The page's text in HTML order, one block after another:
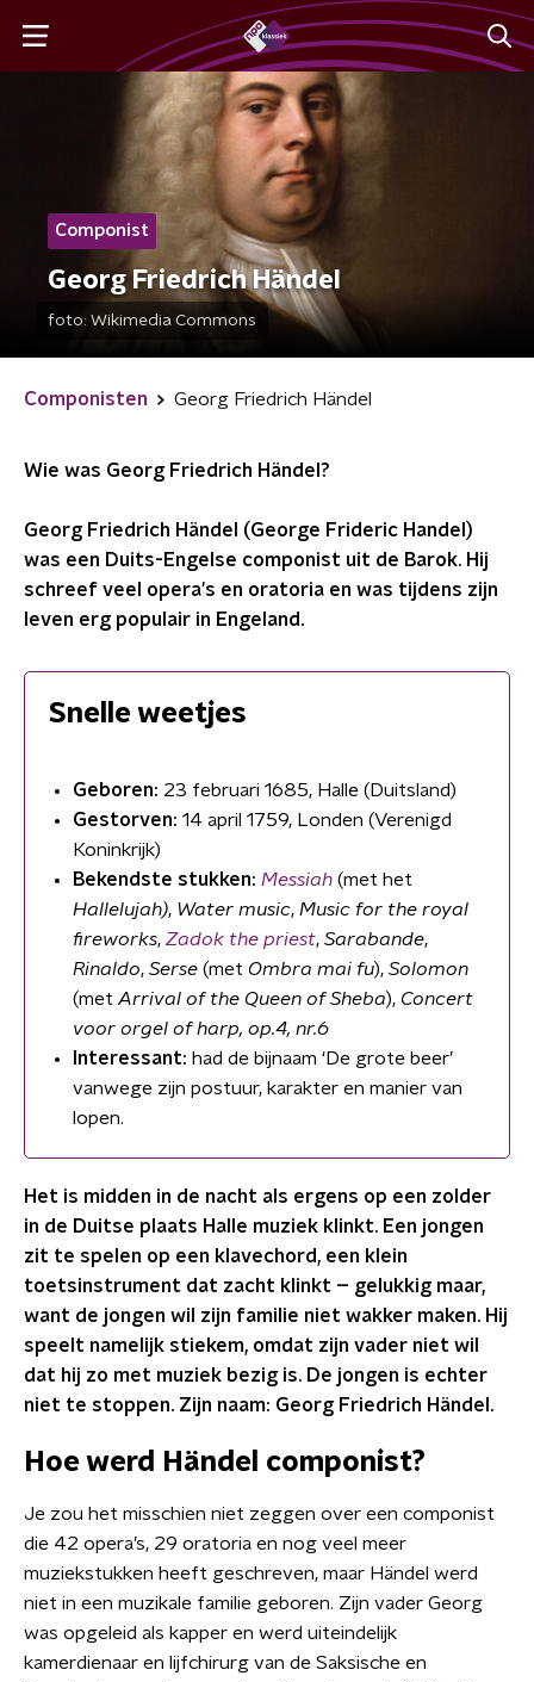
Componist
Georg Friedrich Händel
foto: Wikimedia Commons
Componisten Georg Friedrich Händel
Wie was Georg Friedrich Händel?
Georg Friedrich Händel (George Frideric Handel)
was een Duits-Engelse componist uit de Barok. Hij
schreef veel opera's en oratoria en was tijdens zijn
leven erg populair in Engeland.
Snelle weetjes
Geboren: 23 februari 1685, Halle (Duitsland)
Gestorven: 14 april 1759, Londen (Verenigd
Koninkrijk)
Bekendste stukken: Messiah (met het
Hallelujah), Water music, Music for the royal
fireworks, Zadok the priest, Sarabande,
Rinaldo, Serse (met Ombra mai fu), Solomon
(met Arrival of the Queen of Sheba), Concert
voor orgel of harp, op.4, nr.6
Interessant: had de bijnaam ‘De grote beer’
vanwege zijn postuur, karakter en manier van
lopen.
Het is midden in de nacht als ergens op een zolder
in de Duitse plaats Halle muziek klinkt. Een jongen
zit te spelen op een klavechord, een klein
toetsinstrument dat zacht klinkt – gelukkig maar,
want de jongen wil zijn familie niet wakker maken. Hij
speelt namelijk stiekem, omdat zijn vader niet wil
dat hij zo met muziek bezig is. De jongen is echter
niet te stoppen. Zijn naam: Georg Friedrich Händel.
Hoe werd Händel componist?
Je zou het misschien niet zeggen over een componist
die 42 opera’s, 29 oratoria en nog veel meer
muziekstukken heeft geschreven, maar Händel werd
niet in een muzikale familie geboren. Zijn vader Georg
was opgeleid als kapper en werd uiteindelijk
kamerdienaar en lijfchirurg van de Saksische en